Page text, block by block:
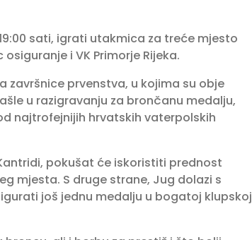
sati, igrati utakmica za treće mjesto
i VK Primorje Rijeka.
završnice prvenstva, u kojima su obje
u razigravanju za brončanu medalju,
najtrofejnijih hrvatskih vaterpolskih
pokušat će iskoristiti prednost
mjesta. S druge strane, Jug dolazi s
još jednu medalju u bogatoj klupskoj